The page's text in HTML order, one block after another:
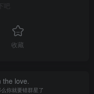
吧
收藏
the love.
你就要错群星了